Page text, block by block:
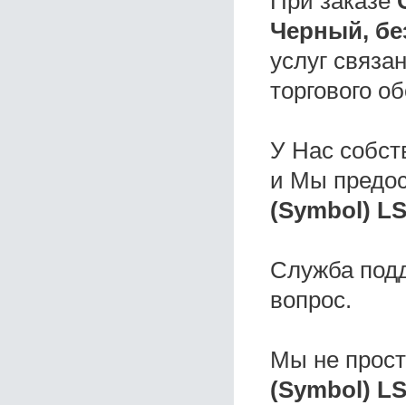
Черный,
услуг
торгового
У Нас
и Мы
(Symbol)
Служба
вопрос.
Мы не
(Symbol)